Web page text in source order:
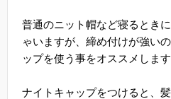
普通のニット帽など寝るとき
ゃいますが、締め付けが強い
ップを使う事をオススメします
ナイトキャップをつけると、